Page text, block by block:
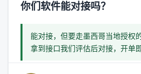
你们软件能对接吗？
能对接，但要走墨西哥当地授权
拿到接口我们评估后对接，开单